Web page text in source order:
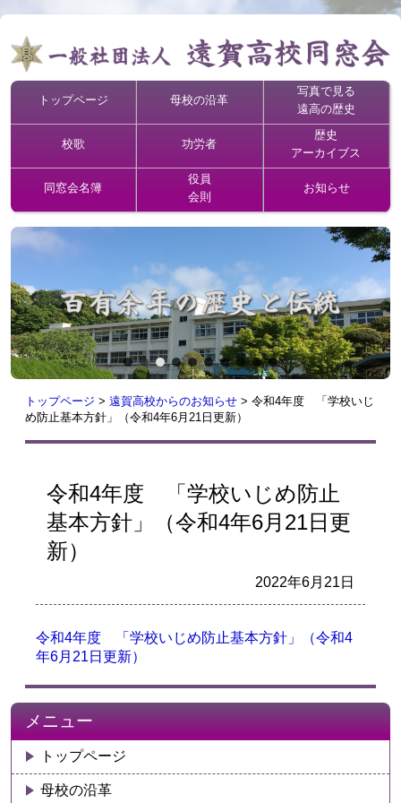
トップページ 母校の沿革
写真で見る
遠高の歴史
校歌 功労者
歴史
アーカイブス
同窓会名簿
役員
会則
お知らせ
トップページ > 遠賀高校からのお知らせ > 令和4年度 「学校いじ
め防止基本方針」（令和4年6月21日更新）
令和4年度 「学校いじめ防止
基本方針」（令和4年6月21日更
新）
2022年6月21日
令和4年度 「学校いじめ防止基本方針」（令和4
年6月21日更新）
メニュー
トップページ
母校の沿革